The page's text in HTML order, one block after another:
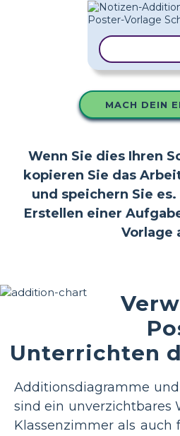
MACH DEIN
Wenn Sie dies Ihren
kopieren Sie das
und speichern Sie
Erstellen einer
Vorlage
Unterrichten
Additionsdiagramme
sind ein unverzichtbares
Klassenzimmer als auch